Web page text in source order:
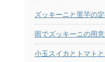
ズッキーニと里芋の
雨でズッキーニの用
小玉スイカとトマト